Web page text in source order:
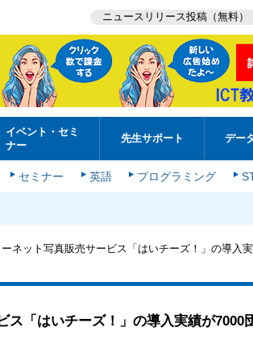
ニュースリリース投稿（無料）
イベント・セミ
ナー
先生サポート デー
セミナー 英語 プログラミング
ネット写真販売サービス「はいチーズ！」の導入
ス「はいチーズ！」の導入実績が7000